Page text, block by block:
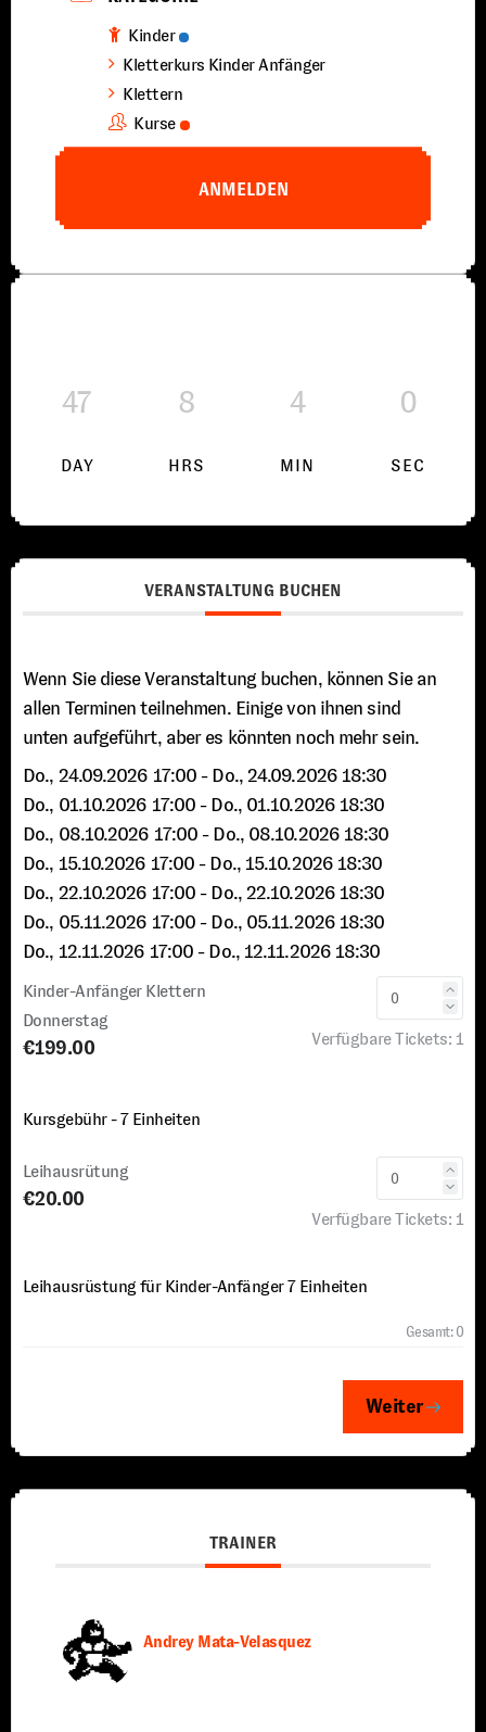
Kinder
Kletterkurs Kinder Anfänger
Klettern
Kurse
ANMELDEN
47
DAY
8
HRS
3
MIN
59
SEC
VERANSTALTUNG BUCHEN
Wenn Sie diese Veranstaltung buchen, können Sie an
allen Terminen teilnehmen. Einige von ihnen sind
unten aufgeführt, aber es könnten noch mehr sein.
Do., 24.09.2026 17:00 - Do., 24.09.2026 18:30
Do., 01.10.2026 17:00 - Do., 01.10.2026 18:30
Do., 08.10.2026 17:00 - Do., 08.10.2026 18:30
Do., 15.10.2026 17:00 - Do., 15.10.2026 18:30
Do., 22.10.2026 17:00 - Do., 22.10.2026 18:30
Do., 05.11.2026 17:00 - Do., 05.11.2026 18:30
Do., 12.11.2026 17:00 - Do., 12.11.2026 18:30
Kinder-Anfänger Klettern
Donnerstag
€199.00 Verfügbare Tickets: 1
Kursgebühr - 7 Einheiten
Leihausrütung
€20.00
Verfügbare Tickets: 1
Leihausrüstung für Kinder-Anfänger 7 Einheiten
Gesamt: 0
Weiter
TRAINER
Andrey Mata-Velasquez